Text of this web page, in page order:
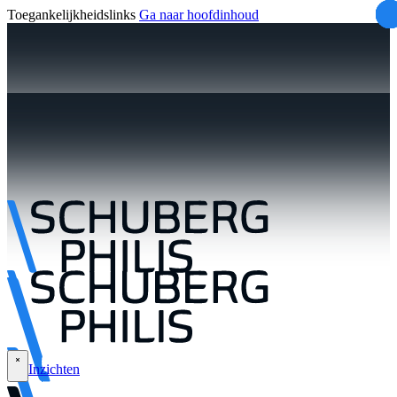
Toegankelijkheidslinks Ga naar hoofdinhoud
Inzichten